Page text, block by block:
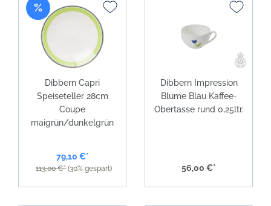
%
Dibbern Capri
Speiseteller 28cm
Coupe
maigrün/dunkelgrün
79,10 €*
113,00 €* (30% gespart)
Dibbern Impression
Blume Blau Kaffee-
Obertasse rund 0,25ltr.
56,00 €*